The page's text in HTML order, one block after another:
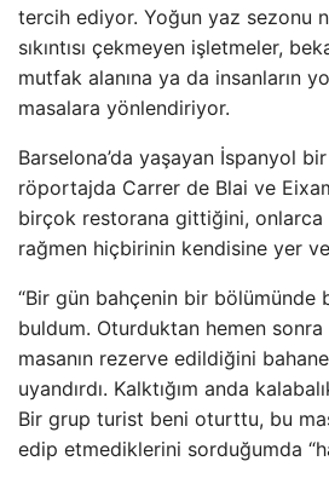
tercih ediyor. Yoğun yaz sezonu
sıkıntısı çekmeyen işletmeler,
mutfak alanına ya da insanların
masalara yönlendiriyor.
Barselona’da yaşayan İspanyol
röportajda Carrer de Blai ve
birçok restorana gittiğini, onlarca
rağmen hiçbirinin kendisine yer
“Bir gün bahçenin bir bölümünde
buldum. Oturduktan hemen
masanın rezerve edildiğini
uyandırdı. Kalktığım anda
Bir grup turist beni oturttu, bu
edip etmediklerini sorduğumda